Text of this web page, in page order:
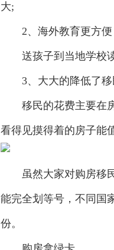
大;
2、海外教育更方便
送孩子到当地学校读
3、大大的降低了移
移民的花费主要在房
看得见摸得着的房子能
虽然大家对购房移民
能完全划等号，不同国
份。